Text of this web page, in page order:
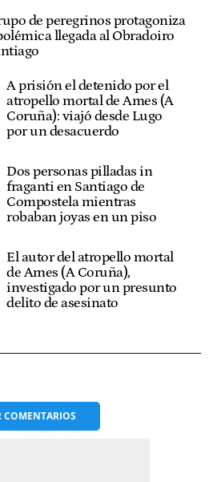
Un grupo de peregrinos
protagoniza una polémica
llegada al Obradoiro de
A prisión el detenido por el
atropello mortal de Ames (A
Coruña): viajó desde Lugo
Dos personas pilladas in
fraganti en Santiago de
Compostela mientras
El autor del atropello mortal
de Ames (A Coruña),
investigado por un presunto